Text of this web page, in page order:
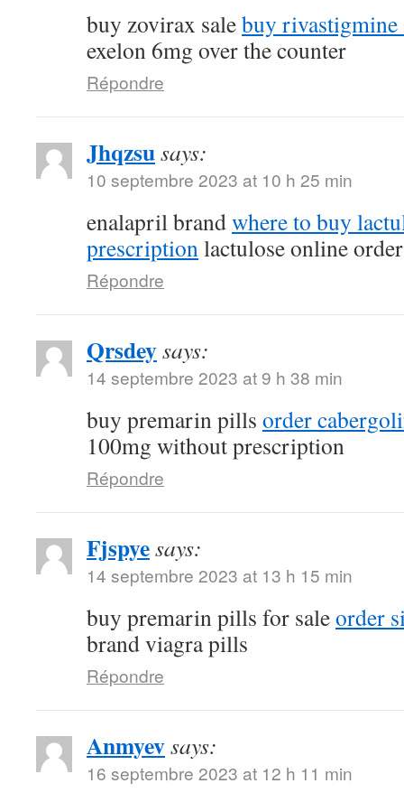
buy zovirax salebuy rivastigmine
exelon 6mg over the counter
Répondre
Jhqzsusays:
10 septembre 2023 at 10 h 25 min
enalapril brandwhere to buy
prescriptionlactulose online order
Répondre
Qrsdeysays:
14 septembre 2023 at 9 h 38 min
buy premarin pills order
100mg without prescription
Répondre
Fjspyesays:
14 septembre 2023 at 13 h 15 min
buy premarin pills for saleorder
brand viagra pills
Répondre
Anmyevsays:
16 septembre 2023 at 12 h 11 min